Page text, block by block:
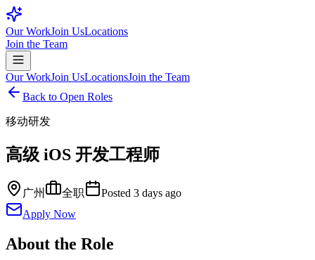
Our WorkJoin UsLocations
Join the Team
Our WorkJoin UsLocationsJoin the Team
Back to Open Roles
移动研发
高级 iOS 开发工程师
广州 全职 Posted 3 days ago
Apply Now
About the Role